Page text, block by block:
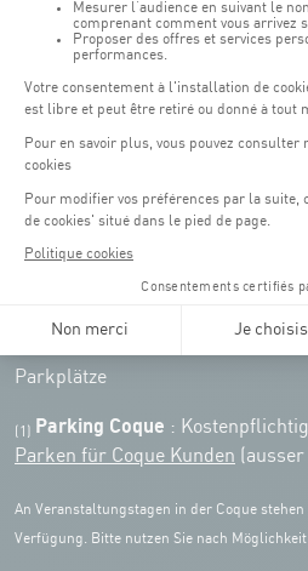
Öffnungszeiten von the Coque:
Wochenende: 07:30 - 19:00 Uhr
Remember to check the opening hours of
Öffentliche Verkehrsmittel: Tram
Parkplätze
(1) Parking Coque :
Parken für Coque Kunden
An Veranstaltungstagen in der Coque
Verfügung. Bitte nutzen Sie nach